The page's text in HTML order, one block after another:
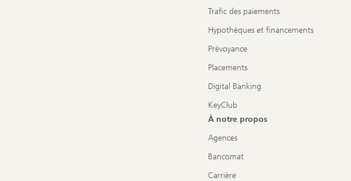
Trafic des paiements
Hypothèques et financements
Prévoyance
Placements
Digital Banking
KeyClub
À notre propos
Agences
Bancomat
Carrière